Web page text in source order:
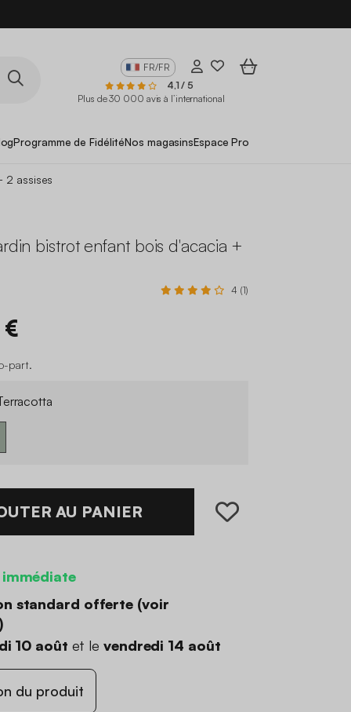
FR/FR
4,1 / 5
Plus de 30 000 avis à l’international
Programme de FidélitéNos magasinsEspace Pro
2 assises
bistrot enfant bois d'acacia +
4 (1)
part.
AU PANIER
standard offerte (voir
10 août et le vendredi 14 août
du produit